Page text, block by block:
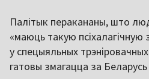
Палітык перакананы, што
«маюць такую
у спецыяльных
гатовы змагацца за